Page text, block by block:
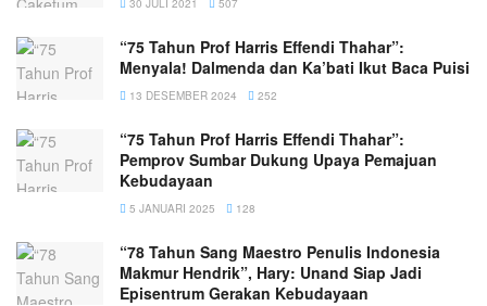
30 JULI 2021 507
“75 Tahun Prof Harris Effendi Thahar”:
Menyala! Dalmenda dan Ka’bati Ikut Baca Puisi
13 DESEMBER 2024 252
“75 Tahun Prof Harris Effendi Thahar”:
Pemprov Sumbar Dukung Upaya Pemajuan
Kebudayaan
5 JANUARI 2025 128
“78 Tahun Sang Maestro Penulis Indonesia
Makmur Hendrik”, Hary: Unand Siap Jadi
Episentrum Gerakan Kebudayaan